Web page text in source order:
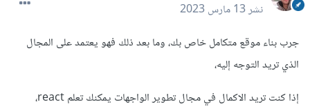
نشر13 مارس 2023
جرب بناء موقع متكامل خاص بك، وما بعد ذلك فهو يعتمد على المجال
الذي تريد التوجه إليه،
إذا كنت تريد الاكمال في مجال تطوير الواجهات يمكنك تعلم react،